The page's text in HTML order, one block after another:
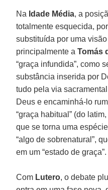
Na Idade Média, a
totalmente esquecida,
substituída por uma
principalmente aTomás
“graça infundida”, como
substância inserida por
tudo pela via
Deus e encaminhá-lo
“graça habitual” (do
que se torna uma
“algo de sobrenatural”,
em um “estado de graça”.
Com Lutero, o debate